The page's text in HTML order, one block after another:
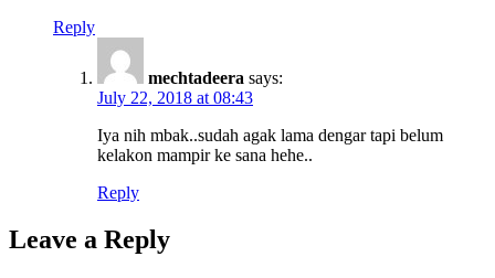
Reply
mechtadeera says:
July 22, 2018 at 08:43
Iya nih mbak..sudah agak lama dengar tapi belum
kelakon mampir ke sana hehe..
Reply
Leave a Reply